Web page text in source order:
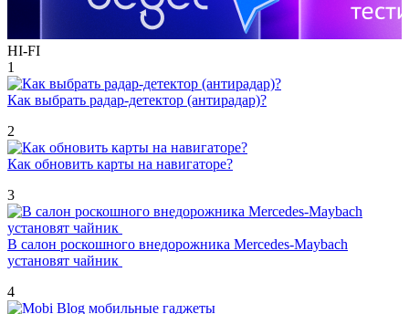
HI-FI
1
Как выбрать радар-детектор (антирадар)?
2
Как обновить карты на навигаторе?
3
В салон роскошного внедорожника Mercedes-Maybach
установят чайник
4